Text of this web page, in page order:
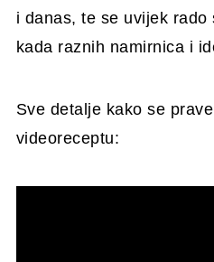
i danas, te se uvijek rado
kada raznih namirnica i
Sve detalje kako se
videoreceptu: